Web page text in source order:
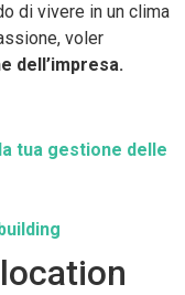
di vivere in un clima
voler
dell’impresa.
tua gestione delle